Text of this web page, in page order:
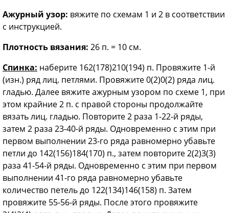
Ажурный узор: вяжите по схемам 1 и 2 в соответствии
с инструкцией.
Плотность вязания: 26 п. = 10 см.
Спинка: наберите 162(178)210(194) п. Провяжите 1-й
(изн.) ряд лиц. петлями. Провяжите 0(2)0(2) ряда лиц.
гладью. Далее вяжите ажурным узором по схеме 1, при
этом крайние 2 п. с правой стороны продолжайте
вязать лиц. гладью. Повторите 2 раза 1-22-й ряды,
затем 2 раза 23-40-й ряды. Одновременно с этим при
первом выполнении 23-го ряда равномерно убавьте
петли до 142(156)184(170) п., затем повторите 2(2)3(3)
раза 41-54-й ряды. Одновременно с этим при первом
выполнении 41-го ряда равномерно убавьте
количество петель до 122(134)146(158) п. Затем
провяжите 55-56-й ряды. После этого провяжите